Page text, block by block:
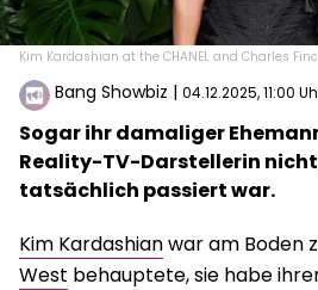
Kim Kardashian at the CHANEL and Charles
Bang Showbiz | 04.12.2025, 11:00
Sogar ihr damaliger
Reality-TV-Darstellerin
tatsächlich passiert war.
Kim Kardashianwar am Boden
West behauptete, sie habe